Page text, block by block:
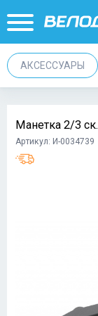
АКСЕССУАРЫ
Манетка 2/3
Артикул: И-0034739